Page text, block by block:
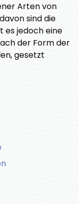
Arten von
sind die
es jedoch eine
der Form der
gesetzt